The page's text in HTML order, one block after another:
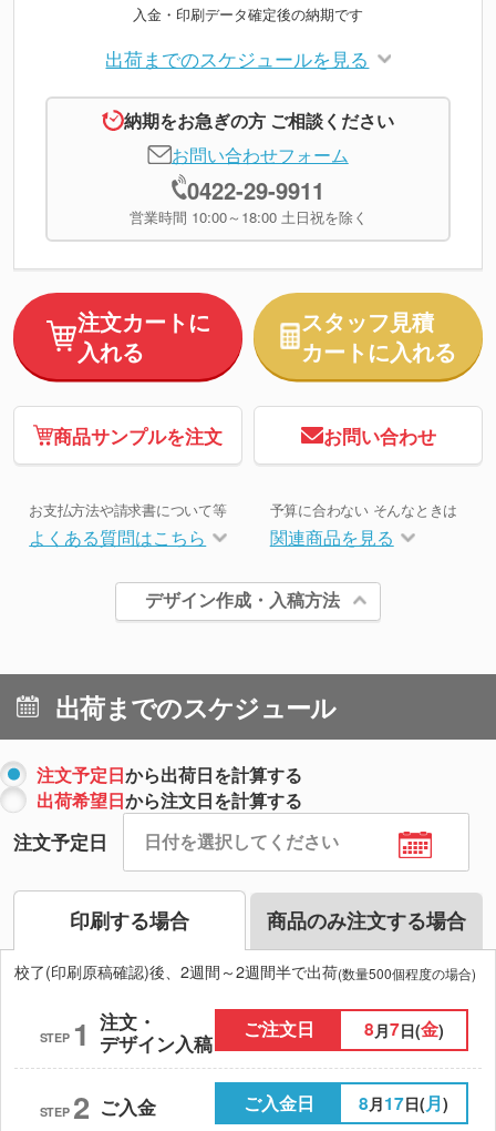
入金・印刷データ確定後の納期です
出荷までのスケジュールを見る
納期をお急ぎの方 ご相談ください
お問い合わせフォーム
0422-29-9911
営業時間 10:00～18:00 土日祝を除く
注文カートに
入れる
スタッフ見積
カートに入れる
商品サンプルを注文 お問い合わせ
お支払方法や請求書について等
よくある質問はこちら
予算に合わない そんなときは
関連商品を見る
デザイン作成・入稿方法
出荷までのスケジュール
注文予定日から出荷日を計算する
出荷希望日から注文日を計算する
注文予定日
印刷する場合 商品のみ注文する場合
校了(印刷原稿確認)後、2週間～2週間半で出荷(数量500個程度の場合)
STEP 1 注文・
デザイン入稿
ご注文日 8 月7日(金)
STEP 2 ご入金 ご入金日 8月17日(月)